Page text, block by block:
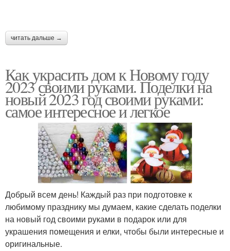
читать дальше →
Как украсить дом к Новому году
2023 своими руками. Поделки на
новый 2023 год своими руками:
самое интересное и легкое
Добрый всем день! Каждый раз при подготовке к
любимому празднику мы думаем, какие сделать поделки
на новый год своими руками в подарок или для
украшения помещения и елки, чтобы были интересные и
оригинальные.